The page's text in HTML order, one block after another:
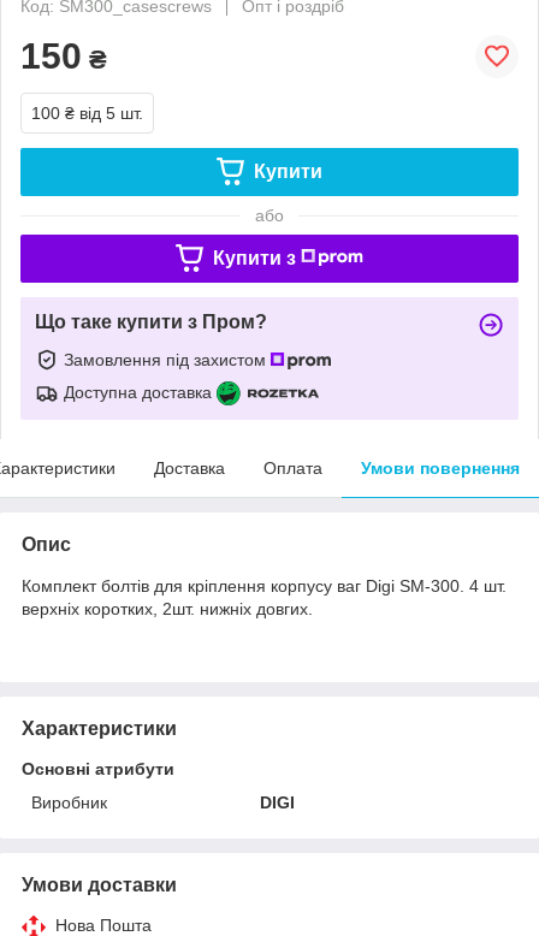
Код: SM300_casescrews
Опт і роздріб
150 ₴
100 ₴ від 5 шт.
Купити
або
Купити з
Що таке купити з Пром?
Замовлення під захистом
Доступна доставка
Доставка Оплата Умови повернення
Опис
Комплект болтів для кріплення корпусу ваг Digi SM-300. 4 шт.
верхніх коротких, 2шт. нижніх довгих.
Характеристики
Основні атрибути
Виробник
DIGI
Умови доставки
Нова Пошта